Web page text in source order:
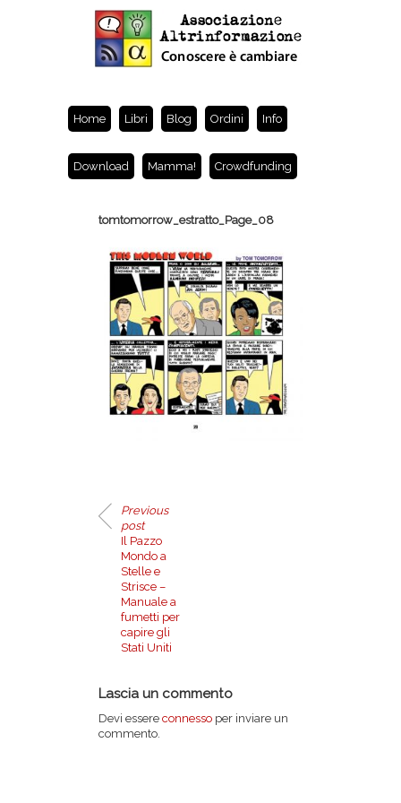
Home Libri Blog Ordini Info
Download Mamma! Crowdfunding
tomtomorrow_estratto_Page_08
Previous
post
Il Pazzo
Mondo a
Stelle e
Strisce –
Manuale a
fumetti per
capire gli
Stati Uniti
Lascia un commento
Devi essere connesso per inviare un
commento.